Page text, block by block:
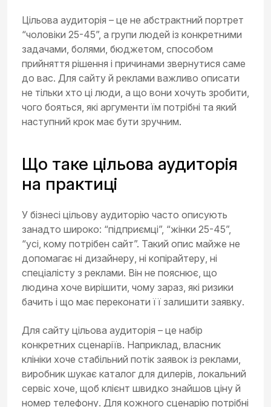
Цільова аудиторія – це не абстрактний портрет
“чоловіки 25-45”, а групи людей із конкретними
задачами, болями, бюджетом, способом
прийняття рішення і причинами звернутися саме
до вас. Для сайту й реклами важливо описати
не тільки хто ці люди, а що вони хочуть зробити,
чого бояться, які аргументи їм потрібні та який
наступний крок має бути зручним.
Що таке цільова аудиторія
на практиці
У бізнесі цільову аудиторію часто описують
занадто широко: “підприємці”, “жінки 25-45”,
“усі, кому потрібен сайт”. Такий опис майже не
допомагає ні дизайнеру, ні копірайтеру, ні
спеціалісту з реклами. Він не пояснює, що
людина хоче вирішити, чому зараз, які ризики
бачить і що має переконати її залишити заявку.
Для сайту цільова аудиторія – це набір
конкретних сценаріїв. Наприклад, власник
клініки хоче стабільний потік заявок із реклами,
виробник шукає каталог для дилерів, локальний
сервіс хоче, щоб клієнт швидко знайшов ціну й
номер телефону. Для кожного сценарію потрібні